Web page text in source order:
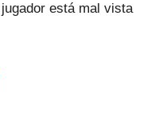
está mal vista